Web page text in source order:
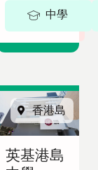
5-18 歲
中學
香港島
英基港島